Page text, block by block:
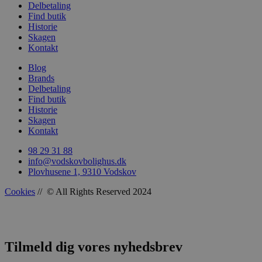
Delbetaling
Find butik
Historie
Skagen
Kontakt
Blog
Brands
Delbetaling
Find butik
Historie
Skagen
Kontakt
98 29 31 88
info@vodskovbolighus.dk
Plovhusene 1, 9310 Vodskov
Cookies // © All Rights Reserved 2024
Tilmeld dig vores nyhedsbrev
woocommerce_items_in_cart